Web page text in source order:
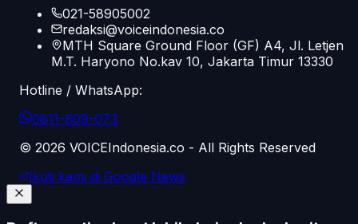
021-58905002
redaksi@voiceindonesia.co
MTH Square Ground Floor (GF) A4, Jl. Letjen
M.T. Haryono No.kav 10, Jakarta Timur 13330
Hotline / WhatsApp:
0811-809-073
© 2026 VOICEIndonesia.co - All Rights Reserved
Ikuti kami di Google News